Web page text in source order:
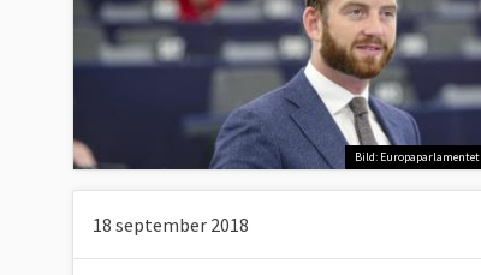
Bild: Europaparlamentet
18 september 2018